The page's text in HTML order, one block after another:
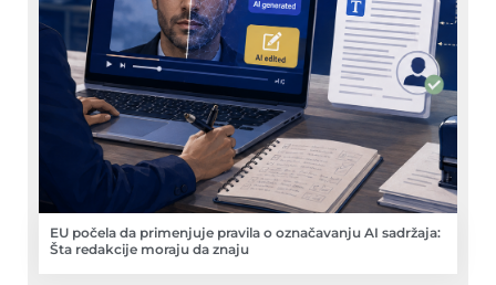
EU počela da primenjuje pravila o označavanju AI sadržaja:
Šta redakcije moraju da znaju